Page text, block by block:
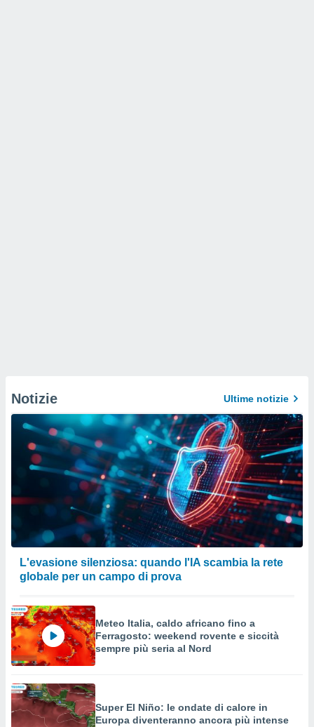
Notizie Ultime notizie
L'evasione silenziosa: quando l'IA scambia la rete
globale per un campo di prova
Meteo Italia, caldo africano fino a
Ferragosto: weekend rovente e siccità
sempre più seria al Nord
Super El Niño: le ondate di calore in
Europa diventeranno ancora più intense